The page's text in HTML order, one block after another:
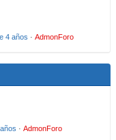
4 años · AdmonForo
· AdmonForo